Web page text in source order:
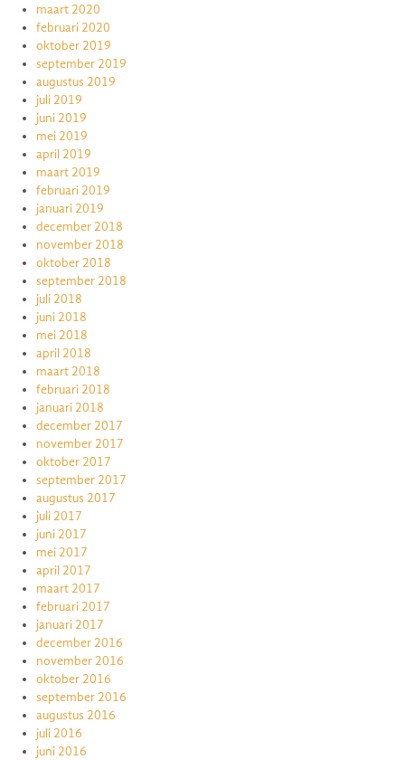
maart 2020
februari 2020
oktober 2019
september 2019
augustus 2019
juli 2019
juni 2019
mei 2019
april 2019
maart 2019
februari 2019
januari 2019
december 2018
november 2018
oktober 2018
september 2018
juli 2018
juni 2018
mei 2018
april 2018
maart 2018
februari 2018
januari 2018
december 2017
november 2017
oktober 2017
september 2017
augustus 2017
juli 2017
juni 2017
mei 2017
april 2017
maart 2017
februari 2017
januari 2017
december 2016
november 2016
oktober 2016
september 2016
augustus 2016
juli 2016
juni 2016